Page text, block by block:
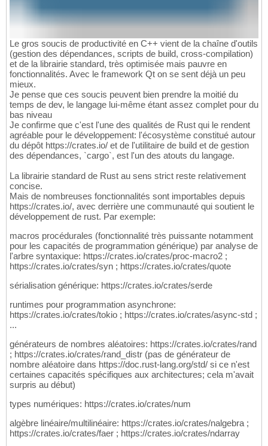
Le gros soucis de productivité en C++ vient de la chaîne d'outils
(gestion des dépendances, scripts de build, cross-compilation)
et de la librairie standard, très optimisée mais pauvre en
fonctionnalités. Avec le framework Qt on se sent déjà un peu
mieux.
Je pense que ces soucis peuvent bien prendre la moitié du
temps de dev, le langage lui-même étant assez complet pour du
bas niveau
Je confirme que c'est l'une des qualités de Rust qui le rendent
agréable pour le développement: l'écosystème constitué autour
du dépôt https://crates.io/ et de l'utilitaire de build et de gestion
des dépendances, `cargo`, est l'un des atouts du langage.
La librairie standard de Rust au sens strict reste relativement
concise.
Mais de nombreuses fonctionnalités sont importables depuis
https://crates.io/, avec derrière une communauté qui soutient le
développement de rust. Par exemple:
macros procédurales (fonctionnalité très puissante notamment
pour les capacités de programmation générique) par analyse de
l'arbre syntaxique: https://crates.io/crates/proc-macro2 ;
https://crates.io/crates/syn ; https://crates.io/crates/quote
sérialisation générique: https://crates.io/crates/serde
runtimes pour programmation asynchrone:
https://crates.io/crates/tokio ; https://crates.io/crates/async-std ;
...
générateurs de nombres aléatoires: https://crates.io/crates/rand
; https://crates.io/crates/rand_distr (pas de générateur de
nombre aléatoire dans https://doc.rust-lang.org/std/ si ce n'est
certaines capacités spécifiques aux architectures; cela m'avait
surpris au début)
types numériques: https://crates.io/crates/num
algèbre linéaire/multilinéaire: https://crates.io/crates/nalgebra ;
https://crates.io/crates/faer ; https://crates.io/crates/ndarray